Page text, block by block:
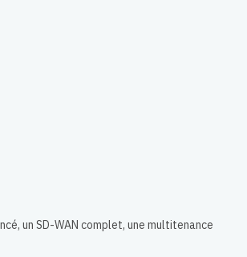
un SD-WAN complet, une multitenance